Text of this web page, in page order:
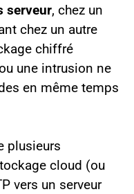
serveur, chez un
chez un autre
chiffré
une intrusion ne
en même temps
plusieurs
cloud (ou
vers un serveur